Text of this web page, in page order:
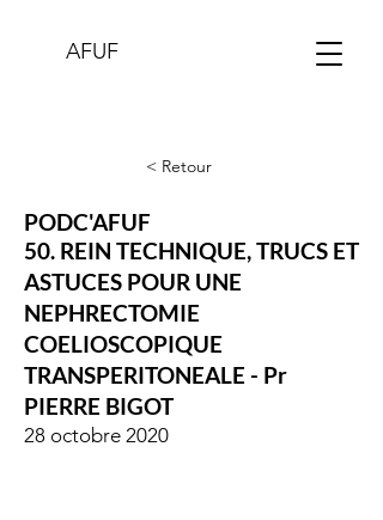
AFUF
< Retour
PODC'AFUF
50. REIN TECHNIQUE, TRUCS ET
ASTUCES POUR UNE
NEPHRECTOMIE
COELIOSCOPIQUE
TRANSPERITONEALE - Pr
PIERRE BIGOT
28 octobre 2020